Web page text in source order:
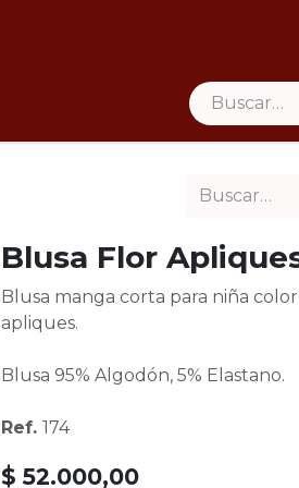
Blusa Flor
Blusa manga corta para niña
apliques.
Blusa 95% Algodón, 5% Elastano.
Ref. 174
$ 52.000,00